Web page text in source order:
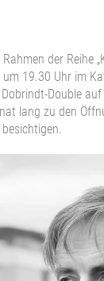
der Reihe
19.30 Uhr im
Double
lang zu den